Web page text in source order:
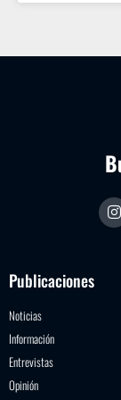
Publicaciones
Noticias
Información
Entrevistas
Opinión